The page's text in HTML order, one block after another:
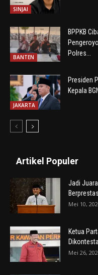
SINJAI
BANTEN
BPPKB
Polres...
JAKARTA
Presiden
Kepala
Artikel Populer
Jadi
Mei 10,
Ketua
Mei 26,